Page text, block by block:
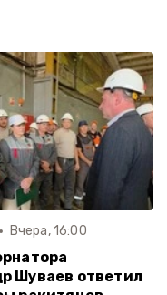
Вчера, 16:00
Шуваев ответил